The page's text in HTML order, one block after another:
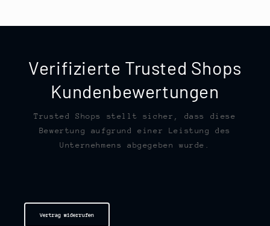
Verifizierte Trusted Shops
Kundenbewertungen
Trusted Shops stellt sicher, dass diese
Bewertung aufgrund einer Leistung des
Unternehmens abgegeben wurde.
Vertrag widerrufen